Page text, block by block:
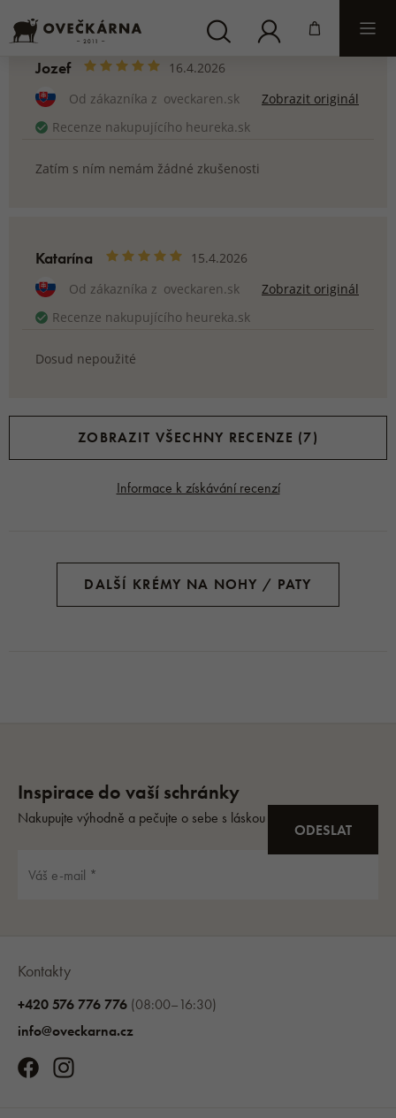
Jozef
16.4.2026
Od zákazníka z oveckaren.sk
Zobrazit originál
Recenze nakupujícího heureka.sk
Zatím s ním nemám žádné zkušenosti
Katarína
15.4.2026
Od zákazníka z oveckaren.sk
Zobrazit originál
Recenze nakupujícího heureka.sk
Dosud nepoužité
ZOBRAZIT VŠECHNY RECENZE (7)
Informace k získávání recenzí
DALŠÍ KRÉMY NA NOHY / PATY
Kontakty
+420 576 776 776 (08:00–16:30)
info@oveckarna.cz